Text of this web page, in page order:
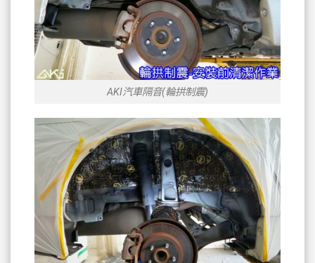
AKI汽車隔音(輪拱制震)